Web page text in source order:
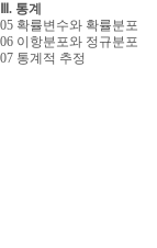
Ⅲ. 통계
05 확률변수와 확률분포
06 이항분포와 정규분포
07 통계적 추정